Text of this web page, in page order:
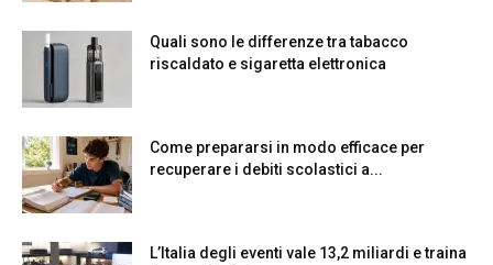
Quali sono le differenze tra tabacco
riscaldato e sigaretta elettronica
Come prepararsi in modo efficace per
recuperare i debiti scolastici a...
L’Italia degli eventi vale 13,2 miliardi e traina